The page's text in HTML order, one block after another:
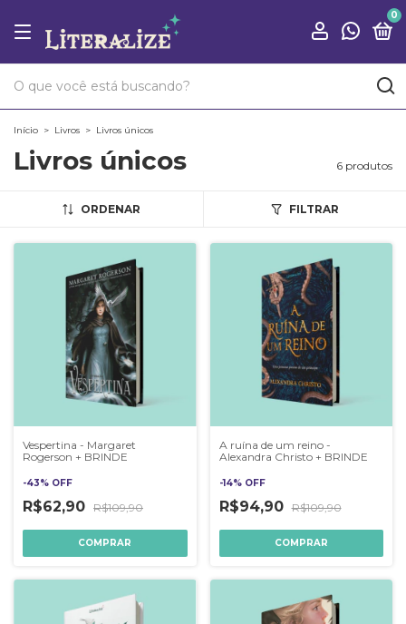
0
Início > Livros > Livros únicos
Livros únicos 6 produtos
ORDENAR FILTRAR
Vespertina - Margaret
Rogerson + BRINDE
-43% OFF
R$62,90 R$109,90
A ruína de um reino -
Alexandra Christo + BRINDE
-14% OFF
R$94,90 R$109,90